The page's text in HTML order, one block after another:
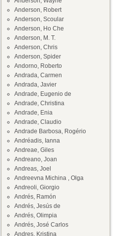
Anderson, Robert
Anderson, Scoular
Anderson, Ho Che
Anderson, M. T.
Anderson, Chris
Anderson, Spider
Andorno, Roberto
Andrada, Carmen
Andrada, Javier
Andrade, Eugenio de
Andrade, Christina
Andrade, Enia
Andrade, Claudio
Andrade Barbosa, Rogério
Andréadis, Ianna
Andreae, Giles
Andreano, Joan
Andreas, Joel
Andreevna Michina , Olga
Andreoli, Giorgio
Andrés, Ramón
Andrés, Jesús de
Andrés, Olimpia
Andrés, José Carlos
Andres, Kristina